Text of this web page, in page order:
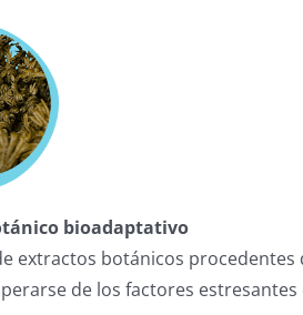
bioadaptativo
extractos botánicos
de los factores